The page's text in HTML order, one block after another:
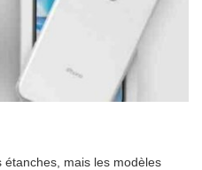
étanches, mais les modèles